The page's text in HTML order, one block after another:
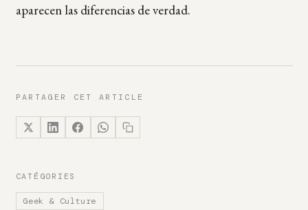
aparecen las diferencias de verdad.
PARTAGER CET ARTICLE
CATÉGORIES
Geek & Culture